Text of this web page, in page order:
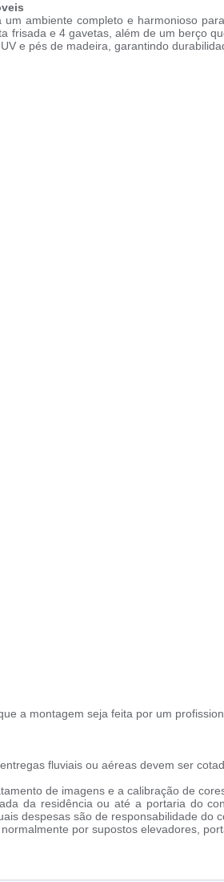
ambiente completo e harmonioso
e 4 gavetas, além de um berço
e pés de madeira, garantindo
a montagem seja feita por um
fluviais ou aéreas devem ser
de imagens e a calibração de
da residência ou até a portaria do
despesas são de responsabilidade do
por supostos elevadores,